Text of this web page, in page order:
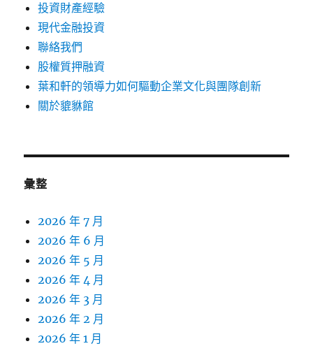
投資財產經驗
現代金融投資
聯絡我們
股權質押融資
葉和軒的領導力如何驅動企業文化與團隊創新
關於貔貅館
彙整
2026 年 7 月
2026 年 6 月
2026 年 5 月
2026 年 4 月
2026 年 3 月
2026 年 2 月
2026 年 1 月